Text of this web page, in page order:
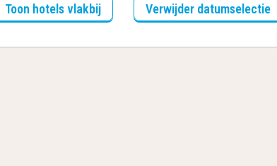
Toon hotels vlakbij Verwijder datumselectie